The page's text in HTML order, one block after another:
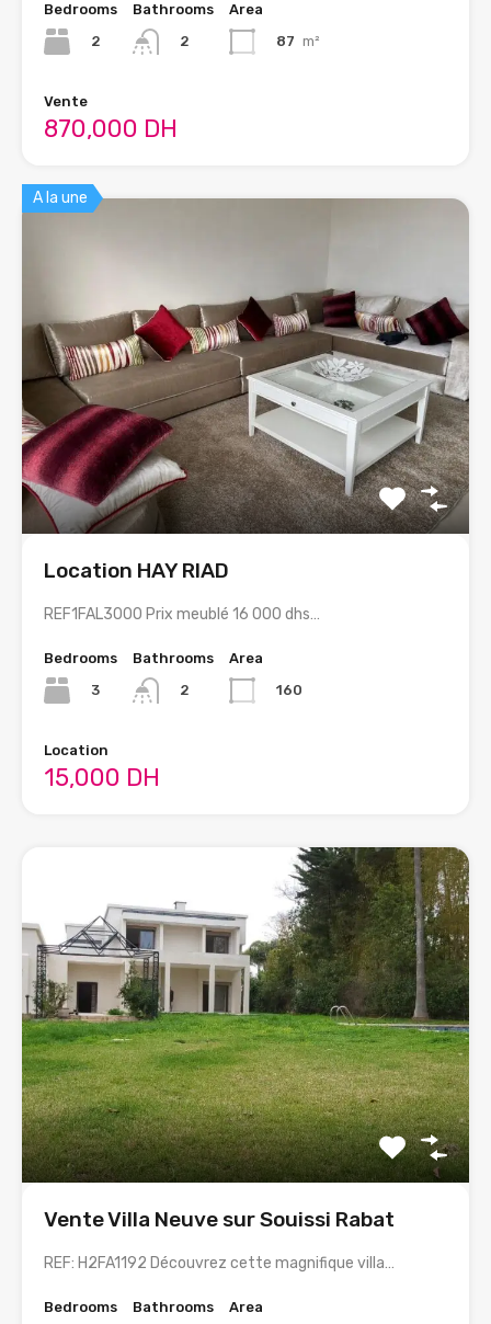
Bedrooms
2
Bathrooms
2
Area
87 m²
Vente
870,000 DH
A la une
Location HAY RIAD
REF1FAL3000 Prix meublé 16 000 dhs…
Bedrooms
3
Bathrooms
2
Area
160
Location
15,000 DH
Vente Villa Neuve sur Souissi Rabat
REF: H2FA1192 Découvrez cette magnifique villa…
Bedrooms
Bathrooms
Area